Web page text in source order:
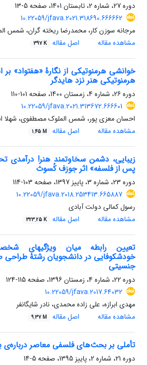
دوره 27، شماره 2، تابستان 1401، صفحه
5-13
10.22059/jfava.2021.318690.666662
مرجانه سوزن کار، محمدرضا ریخته گران، شمس
مشاهده مقاله
اصل مقاله 397 K
خوانشی هرمنوتیکی از نگارۀ «هفت‏واد»
هرمنوتیکی هنر نزد هایدگر
دوره 26، شماره 4، زمستان 1400، صفحه
101-110
10.22059/jfava.2021.313672.666601
احسان معزی پور، شمس الملوک مصطفوی، شهلا
مشاهده مقاله
اصل مقاله 1.45 M
زیبایی، دشمن سخاوتمند هنر! درآمدی
پس از فلسفه» اثر جوزف کُسوث
دوره 23، شماره 3، پاییز 1397، صفحه
103-114
10.22059/jfava.2018.253413.665887
رسول کمالی دولت آبادی
مشاهده مقاله
اصل مقاله 323.25 K
تعیین رابطه میان ویژگیهای
خودشکوفایی در دانشجویان رشتۀ
جنسیتی
دوره 22، شماره 4، زمستان 1396، صفحه
115-124
10.22059/jfava.2017.64032
مهدی ابرازه، علی زاده محمدی، نادر شایگانفر
مشاهده مقاله
اصل مقاله 9.37 M
تأملی بر بحث‌های فلسفی معاصر درباره‌ی
دوره 21، شماره 2، پاییز 1395، صفحه
5-14